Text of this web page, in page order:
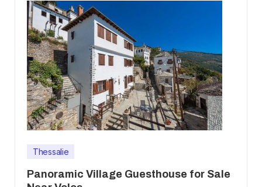
Thessalie
Panoramic Village Guesthouse for Sale